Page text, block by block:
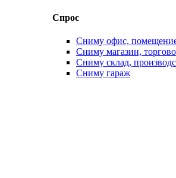
Спрос
Сниму офис,
Сниму магазин,
Сниму склад,
Сниму гараж